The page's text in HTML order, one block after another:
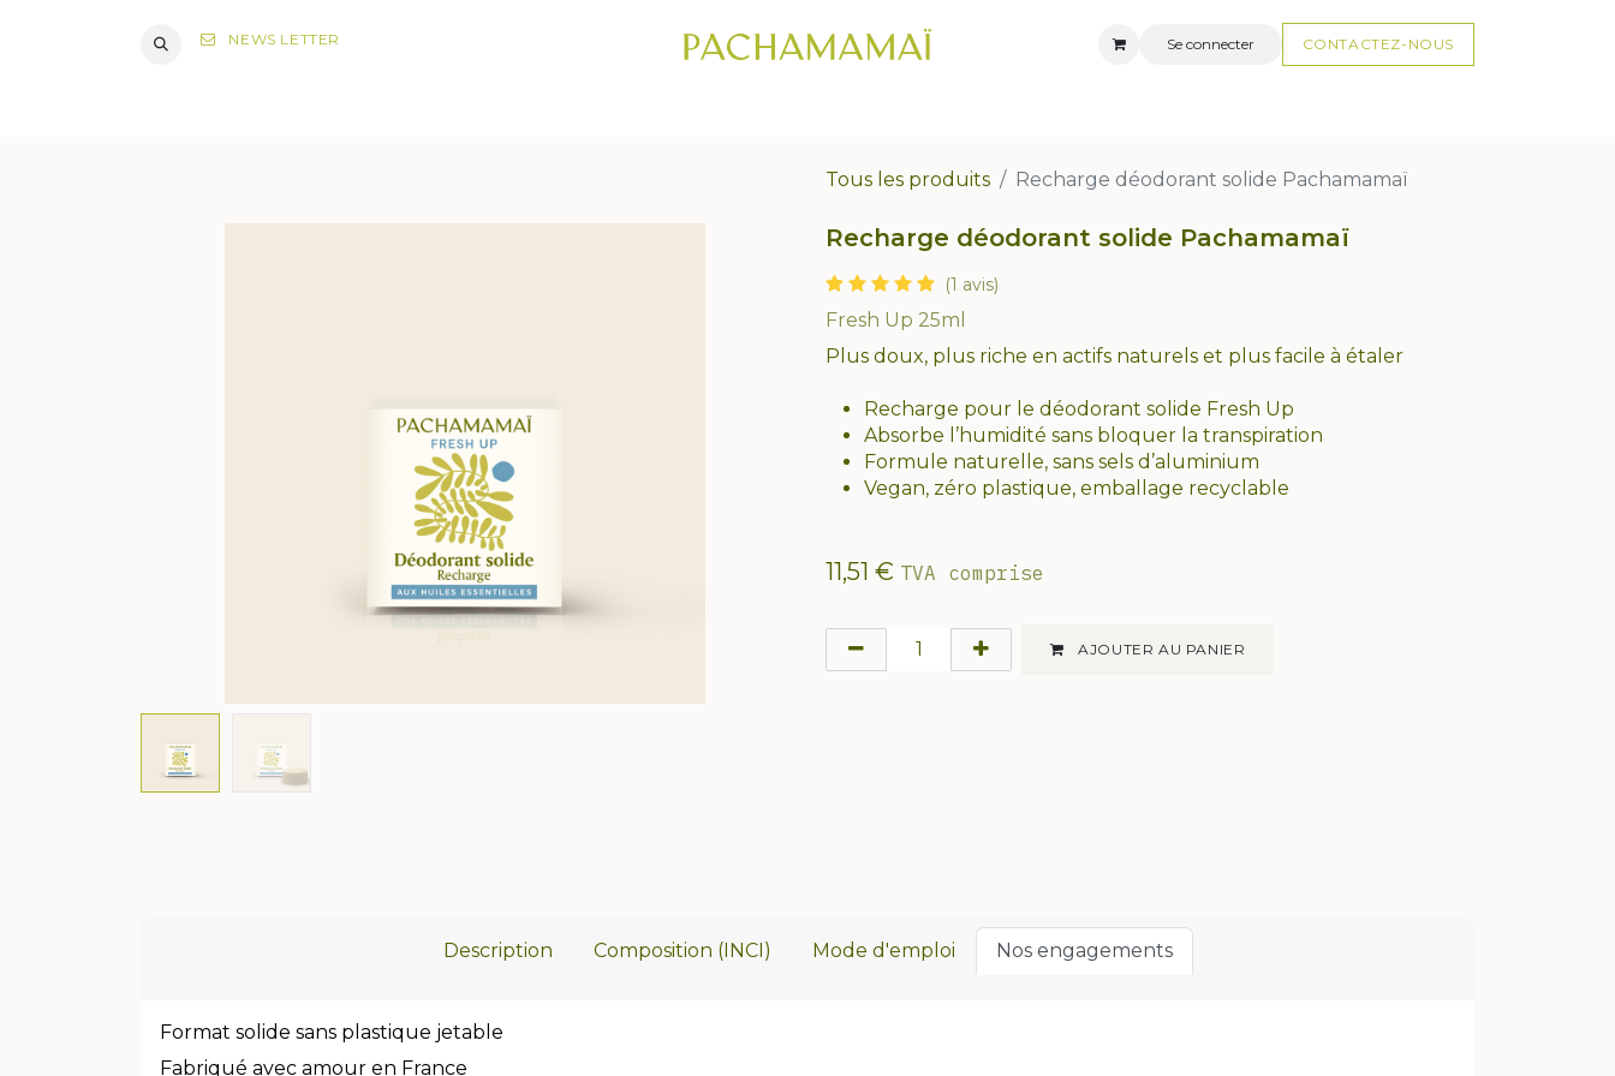
NEWS LETTER Se connecter CONTACTEZ-NOUS
Tous les produits Recharge déodorant solide Pachamamaï
Recharge déodorant solide Pachamamaï
(1 avis)
Fresh Up 25ml
Plus doux, plus riche en actifs naturels et plus facile à étaler
Recharge pour le déodorant solide Fresh Up
Absorbe l’humidité sans bloquer la transpiration
Formule naturelle, sans sels d’aluminium
Vegan, zéro plastique, emballage recyclable
11,51 € TVA comprise
AJOUTER AU PANIER
Description Composition (INCI) Mode d'emploi Nos engagements
Format solide sans plastique jetable
Fabriqué avec amour en France